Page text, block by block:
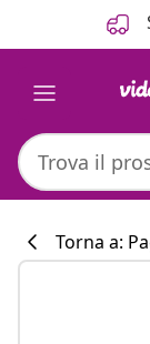
Torna a: